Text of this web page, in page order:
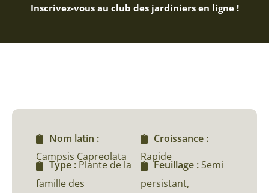
Inscrivez-vous au club des jardiniers en ligne !
Nom latin :
Campsis Capreolata
Type : Plante de la
famille des
Croissance :
Rapide
Feuillage :Semi
persistant,